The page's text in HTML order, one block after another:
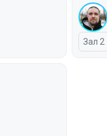
Зал 2